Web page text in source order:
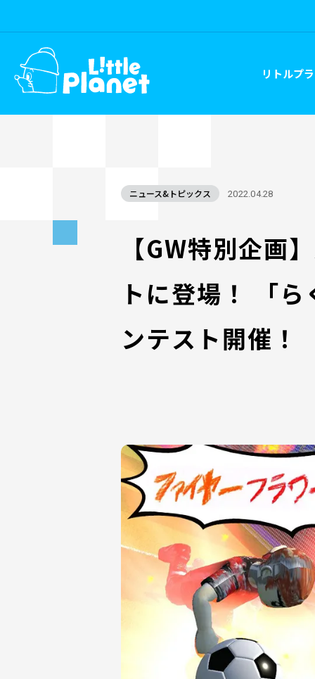
リトルプ
ニュース&トピックス 2022.04.28
【GW特別企画
トに登場！ 「
ンテスト開催！